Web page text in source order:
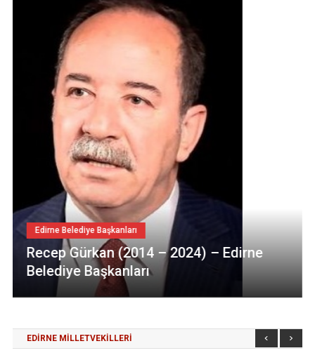
Edirne Belediye Başkanları
Recep Gürkan (2014 – 2024) – Edirne
Belediye Başkanları
EDİRNE MİLLETVEKİLLERİ